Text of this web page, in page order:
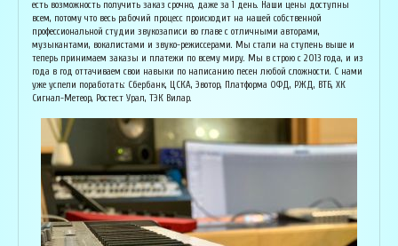
есть возможность получить заказ срочно, даже за 1 день. Наши цены доступны
всем, потому что весь рабочий процесс происходит на нашей собственной
профессиональной студии звукозаписи во главе с отличными авторами,
музыкантами, вокалистами и звуко-режиссерами. Мы стали на ступень выше и
теперь принимаем заказы и платежи по всему миру. Мы в строю с 2013 года, и из
года в год оттачиваем свои навыки по написанию песен любой сложности. С нами
уже успели поработать: Сбербанк, ЦСКА, Эвотор, Платформа ОФД, РЖД, ВТБ, ХК
Сигнал-Метеор, Ростест Урал, ТЭК Вилар.
Может сделать коммерческий звук даже по записи с диктофона :) Состоит в
дуэте "Ag Jan", и выступает на концертах по всей России. Снимает клипы
вместе со своими музыкантами, и они собирают более 1 млн. просмотров на
ютубе! В основном пишет песни о любви, семье и ценностях жизни. Армен
сделает из вашей истории настоящую конфетку, обращайтесь!
Исполнитель, звукорежиссёр